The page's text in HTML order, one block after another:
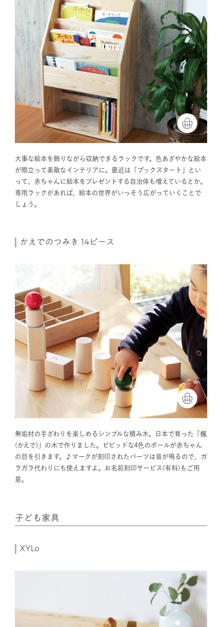
大事な絵本を飾りながら収納できるラックです。色あざやかな絵本
が際立って素敵なインテリアに。最近は「ブックスタート」とい
って、赤ちゃんに絵本をプレゼントする自治体も増えているとか。
専用ラックがあれば、絵本の世界がいっそう広がっていくことで
しょう。
かえでのつみき 14ピース
無垢材の手ざわりを楽しめるシンプルな積み木。日本で育った「楓
(かえで)」の木で作りました。ビビッドな4色のボールが赤ちゃん
の目を引きます。♪マークが刻印されたパーツは音が鳴るので、ガ
ラガラ代わりにも使えますよ。お名前刻印サービス(有料)もご用
意。
子ども家具
XYLo